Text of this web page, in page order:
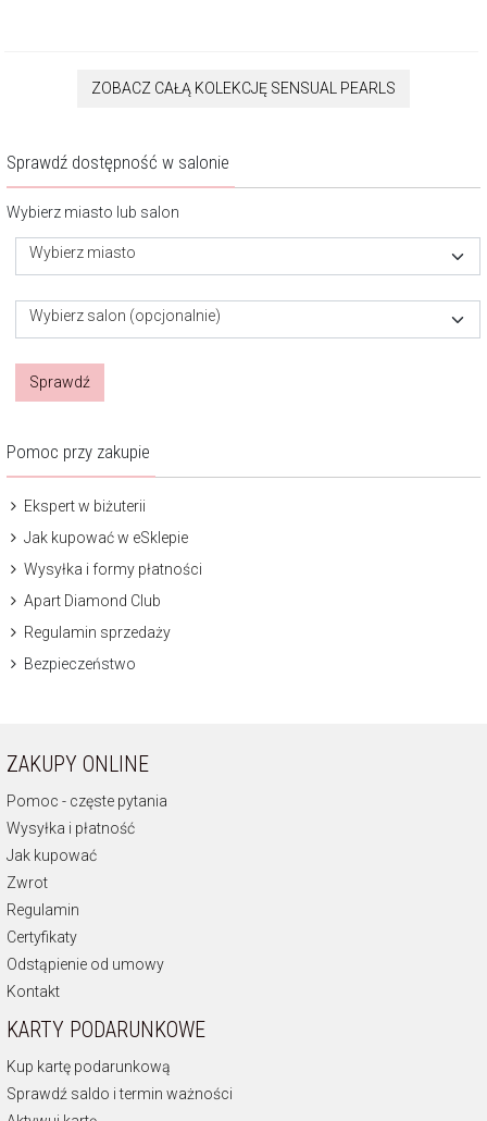
ZOBACZ CAŁĄ KOLEKCJĘ SENSUAL PEARLS
Sprawdź dostępność w salonie
Wybierz miasto lub salon
Wybierz miasto
Wybierz salon (opcjonalnie)
Sprawdź
Pomoc przy zakupie
Ekspert w biżuterii
Jak kupować w eSklepie
Wysyłka i formy płatności
Apart Diamond Club
Regulamin sprzedaży
Bezpieczeństwo
ZAKUPY ONLINE
Pomoc - częste pytania
Wysyłka i płatność
Jak kupować
Zwrot
Regulamin
Certyfikaty
Odstąpienie od umowy
Kontakt
KARTY PODARUNKOWE
Kup kartę podarunkową
Sprawdź saldo i termin ważności